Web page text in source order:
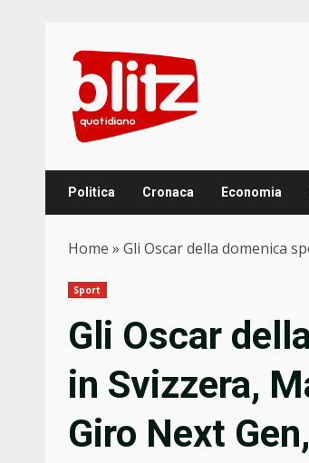
content
Politica Cronaca Economia
Home » Gli Oscar della domenica
Sport
Gli Oscar
in Svizzera,
Giro Next